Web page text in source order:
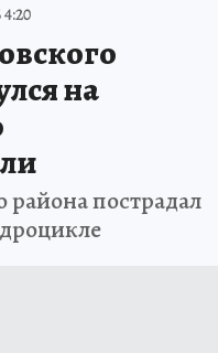
на
района пострадал